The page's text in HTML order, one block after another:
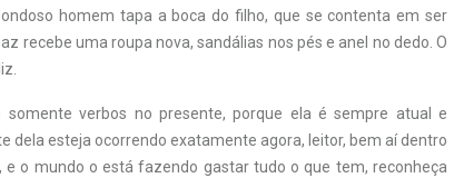
homem tapa a boca do filho, que se contenta em ser
recebe uma roupa nova, sandálias nos pés e anel no dedo. O
somente verbos no presente, porque ela é sempre atual e
dela esteja ocorrendo exatamente agora, leitor, bem aí dentro
e o mundo o está fazendo gastar tudo o que tem, reconheça